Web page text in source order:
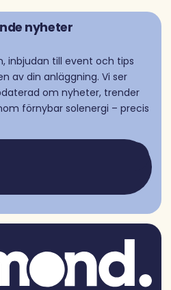
nyheter
inbjudan till event och tips
av din anläggning. Vi ser
om nyheter, trender
förnybar solenergi – precis